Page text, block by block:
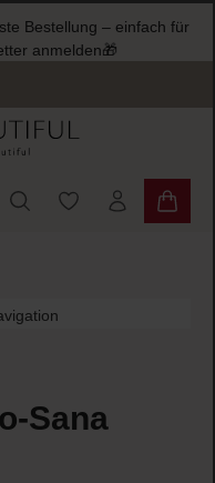
Bestellung – einfach für
anmelden🎁
Du hast 0
Sana